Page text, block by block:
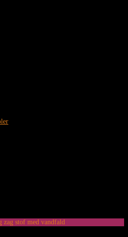
zag stof med vandfald